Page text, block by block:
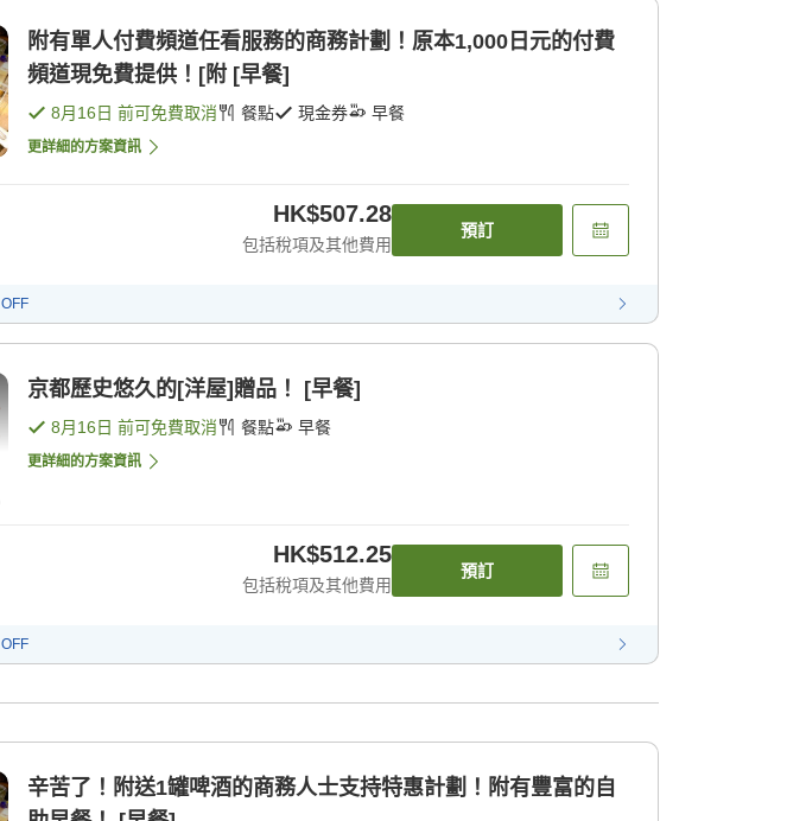
附有單人付費頻道任看服務的商務計劃！原本1,000日元的付費
頻道現免費提供！[附 [早餐]
8月16日 前可免費取消 餐點 現金券 早餐
更詳細的方案資訊
HK$507.28
包括稅項及其他費用
預訂
OFF
京都歷史悠久的[洋屋]贈品！ [早餐]
8月16日 前可免費取消 餐點 早餐
更詳細的方案資訊
HK$512.25
包括稅項及其他費用
預訂
OFF
辛苦了！附送1罐啤酒的商務人士支持特惠計劃！附有豐富的自